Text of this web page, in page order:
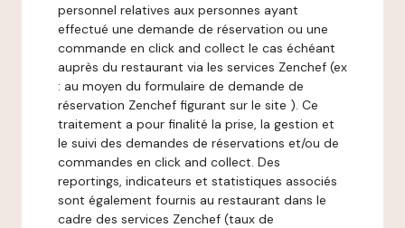
personnel relatives aux personnes ayant
effectué une demande de réservation ou une
commande en click and collect le cas échéant
auprès du restaurant via les services Zenchef (ex
: au moyen du formulaire de demande de
réservation Zenchef figurant sur le site ). Ce
traitement a pour finalité la prise, la gestion et
le suivi des demandes de réservations et/ou de
commandes en click and collect. Des
reportings, indicateurs et statistiques associés
sont également fournis au restaurant dans le
cadre des services Zenchef (taux de